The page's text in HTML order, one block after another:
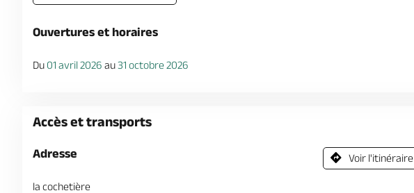
Ouvertures et horaires
Du 01 avril 2026 au31 octobre 2026
Accès et transports
Adresse
la cochetière
Voir l'itinéraire